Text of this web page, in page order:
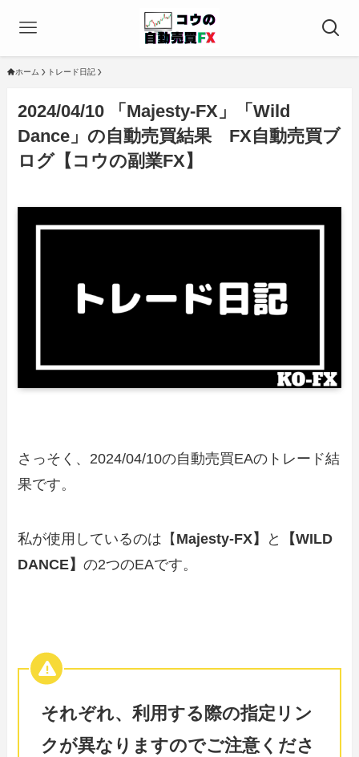
ホーム トレード日記
2024/04/10 「Majesty-FX」「Wild
Dance」の自動売買結果 FX自動売買ブ
ログ【コウの副業FX】
さっそく、2024/04/10の自動売買EAのトレード結
果です。
私が使用しているのは【 Majesty-FX】 と
【WILD
DANCE】の2つのEAです。
それぞれ、利用する際の指定リン
クが異なりますのでご注意くださ